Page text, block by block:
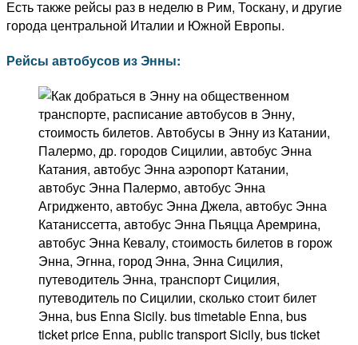
Есть также рейсы раз в неделю в Рим, Тоскану, и другие
города центральной Италии и Южной Европы.
Рейсы автобусов из Энны: